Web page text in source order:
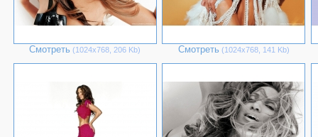
Смотреть (1024х768, 206 Kb) Смотреть (1024х768, 141 Kb)